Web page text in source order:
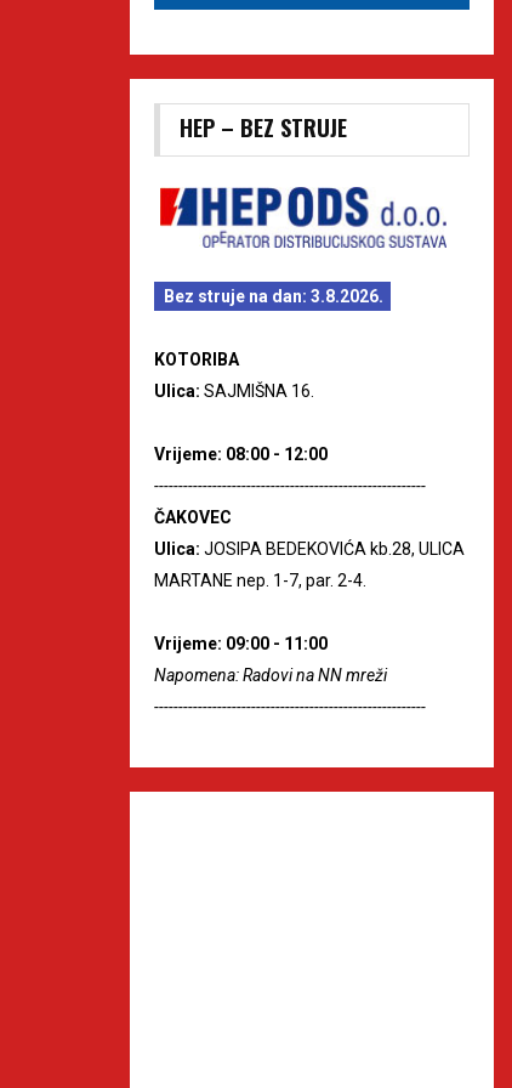
HEP – BEZ STRUJE
Bez struje na dan: 3.8.2026.
KOTORIBA
Ulica: SAJMIŠNA 16.
Vrijeme: 08:00 - 12:00
--------------------------------------------------------
ČAKOVEC
Ulica: JOSIPA BEDEKOVIĆA kb.28, ULICA
MARTANE nep. 1-7, par. 2-4.
Vrijeme: 09:00 - 11:00
Napomena: Radovi na NN mreži
--------------------------------------------------------